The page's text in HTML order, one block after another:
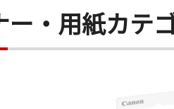
ー・用紙カテ